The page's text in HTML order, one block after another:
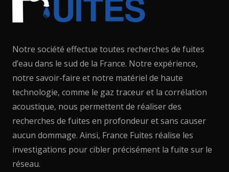
Notre société effectue toutes recherches de fuites
d’eau dans le sud de la France. Notre expérience,
notre savoir-faire et notre matériel de haute
technologie, comme le gaz traceur et la corrélation
acoustique, nous permettent de réaliser des
recherches de fuites en profondeur et sans causer
aucun dommage. Ainsi, France Fuites réalise les
investigations pour cibler précisément la fuite sur le
réseau.